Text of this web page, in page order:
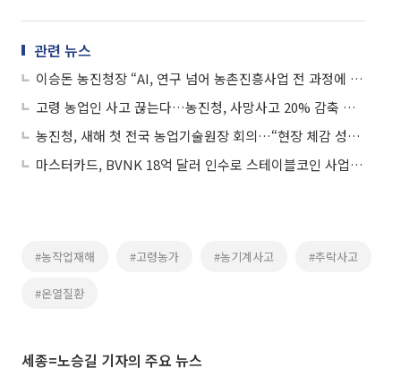
관련 뉴스
이승돈 농진청장 “AI, 연구 넘어 농촌진흥사업 전 과정에 적용”
고령 농업인 사고 끊는다…농진청, 사망사고 20% 감축 승부수
농진청, 새해 첫 전국 농업기술원장 회의…“현장 체감 성과에 집중”
마스터카드, BVNK 18억 달러 인수로 스테이블코인 사업 본격 확장
#농작업재해 #고령농가 #농기계사고 #추락사고
#온열질환
세종=노승길 기자의 주요 뉴스